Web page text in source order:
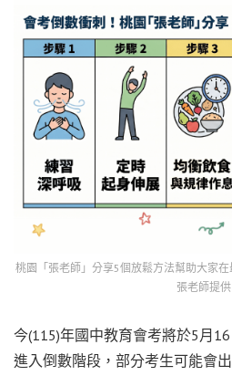
桃園「張老師」分享5個放鬆方法幫助大家
張老師提供
今(115)年國中教育會考將於5月
進入倒數階段，部分考生可能會